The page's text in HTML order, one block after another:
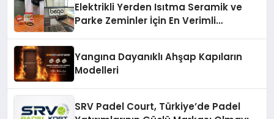
Elektrikli Yerden Isıtma Seramik ve
Parke Zeminler İçin En Verimli
Yangına Dayanıklı Ahşap Kapıların
Modelleri
SRV Padel Court, Türkiye’de Padel